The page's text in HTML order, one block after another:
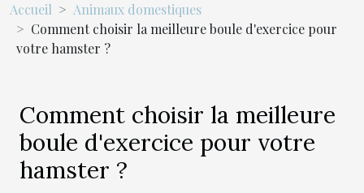
Accueil
Animaux domestiques
Comment choisir la meilleure boule d'exercice pour
votre hamster ?
Comment choisir la meilleure
boule d'exercice pour votre
hamster ?